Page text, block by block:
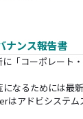
ナンス報告書
「コーポレート